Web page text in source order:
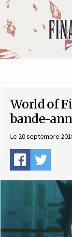
F
n
n
World of
bande-
Le 20 septembre
Panneau de gestion des